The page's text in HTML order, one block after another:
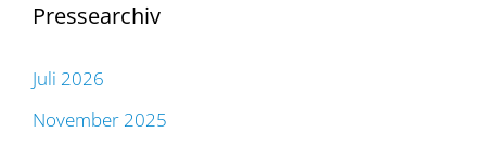
Pressearchiv
Juli 2026
November 2025